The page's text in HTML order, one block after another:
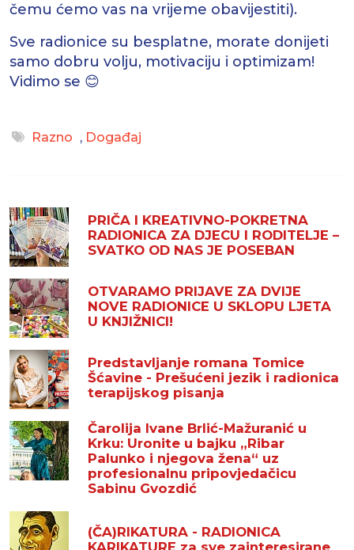
čemu ćemo vas na vrijeme obavijestiti).
Sve radionice su besplatne, morate donijeti
samo dobru volju, motivaciju i optimizam!
Vidimo se 😊
Razno , Događaj
PRIČA I KREATIVNO-POKRETNA
RADIONICA ZA DJECU I RODITELJE –
SVATKO OD NAS JE POSEBAN
OTVARAMO PRIJAVE ZA DVIJE
NOVE RADIONICE U SKLOPU LJETA
U KNJIŽNICI!
Predstavljanje romana Tomice
Šćavine - Prešućeni jezik i radionica
terapijskog pisanja
Čarolija Ivane Brlić-Mažuranić u
Krku: Uronite u bajku „Ribar
Palunko i njegova žena“ uz
profesionalnu pripovjedačicu
Sabinu Gvozdić
(ČA)RIKATURA - RADIONICA
KARIKATURE za sve zainteresirane